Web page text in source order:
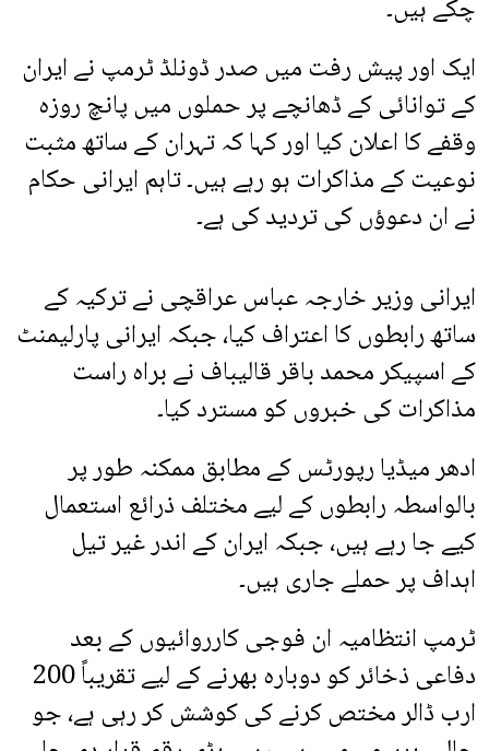
چکے ہیں۔
ایک اور پیش رفت میں صدر ڈونلڈ ٹرمپ نے ایران
کے توانائی کے ڈھانچے پر حملوں میں پانچ روزہ
وقفے کا اعلان کیا اور کہا کہ تہران کے ساتھ مثبت
نوعیت کے مذاکرات ہو رہے ہیں۔ تاہم ایرانی حکام
نے ان دعوؤں کی تردید کی ہے۔
ایرانی وزیر خارجہ عباس عراقچی نے ترکیہ کے
ساتھ رابطوں کا اعتراف کیا، جبکہ ایرانی پارلیمنٹ
کے اسپیکر محمد باقر قالیباف نے براہ راست
مذاکرات کی خبروں کو مسترد کیا۔
ادھر میڈیا رپورٹس کے مطابق ممکنہ طور پر
بالواسطہ رابطوں کے لیے مختلف ذرائع استعمال
کیے جا رہے ہیں، جبکہ ایران کے اندر غیر تیل
اہداف پر حملے جاری ہیں۔
ٹرمپ انتظامیہ ان فوجی کارروائیوں کے بعد
دفاعی ذخائر کو دوبارہ بھرنے کے لیے تقریباً 200
ارب ڈالر مختص کرنے کی کوشش کر رہی ہے، جو